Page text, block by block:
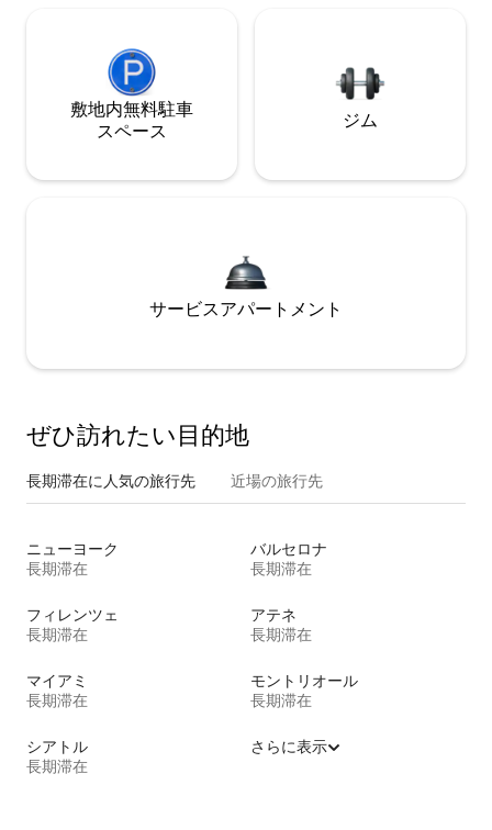
敷地内無料駐⁠車
ス⁠ペ⁠ー⁠ス
ジム
サービスアパートメント
ぜひ訪⁠れ⁠た⁠い目⁠的⁠地
長期滞在に人気の旅行先 近場の旅行先
ニューヨーク
長期滞在
バルセロナ
長期滞在
フィレンツェ
長期滞在
アテネ
長期滞在
マイアミ
長期滞在
モントリオール
長期滞在
シアトル
長期滞在
さらに表示